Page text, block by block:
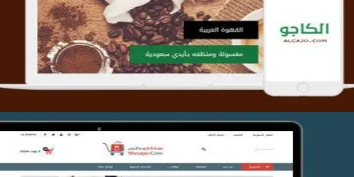
التفاصيل